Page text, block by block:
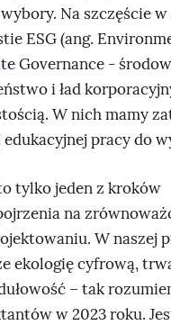
wybory. Na szczęście
ESG (ang.
Governance -
i ład
W nich mamy
pracy do
tylko jeden z kroków
na
W naszej
ekologię cyfrową,
– tak
w 2023 roku.